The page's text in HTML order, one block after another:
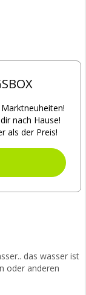
nach Hause!
als der Preis!
das wasser ist
oder anderen